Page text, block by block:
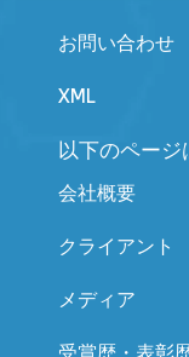
お問い合わせ
XML
以下のペー
会社概要
クライアント
メディア